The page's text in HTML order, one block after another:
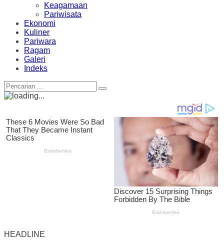
Keagamaan
Pariwisata
Ekonomi
Kuliner
Pariwara
Ragam
Galeri
Indeks
HEADLINE